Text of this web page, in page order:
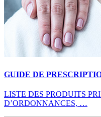
GUIDE DE
LISTE DES PRODUITS
D’ORDONNANCES, …